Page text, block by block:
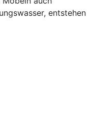
entstehen